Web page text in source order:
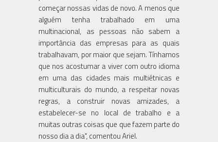
começar nossas vidas de novo. A menos que
alguém tenha trabalhado em uma
multinacional, as pessoas não sabem a
importância das empresas para as quais
trabalhavam, por maior que sejam. Tínhamos
que nos acostumar a viver com outro idioma
em uma das cidades mais multiétnicas e
multiculturais do mundo, a respeitar novas
regras, a construir novas amizades, a
estabelecer-se no local de trabalho e a
muitas outras coisas que que fazem parte do
nosso dia a dia", comentou Ariel.